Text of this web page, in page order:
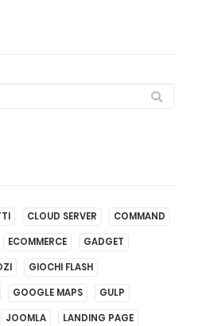
CLOUD SERVER
COMMAND
ECOMMERCE
GADGET
GIOCHI FLASH
GOOGLE MAPS
GULP
JOOMLA
LANDING PAGE